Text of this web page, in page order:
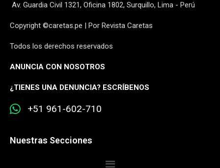
Av. Guardia Civil 1321, Oficina 1802, Surquillo, Lima - Perú
Copyright ©caretas.pe | Por Revista Caretas
Todos los derechos reservados
ANUNCIA CON NOSOTROS
¿TIENES UNA DENUNCIA? ESCRÍBENOS
+51 961-602-710
Nuestras Secciones